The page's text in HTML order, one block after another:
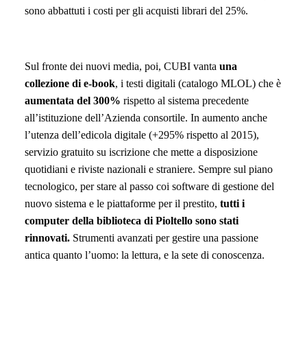
sono abbattuti i costi per gli acquisti librari del 25%.
Sul fronte dei nuovi media, poi, CUBI vanta una
collezione di e-book, i testi digitali (catalogo MLOL) che è
aumentata del 300% rispetto al sistema precedente
all’istituzione dell’Azienda consortile. In aumento anche
l’utenza dell’edicola digitale (+295% rispetto al 2015),
servizio gratuito su iscrizione che mette a disposizione
quotidiani e riviste nazionali e straniere. Sempre sul piano
tecnologico, per stare al passo coi software di gestione del
nuovo sistema e le piattaforme per il prestito, tutti i
computer della biblioteca di Pioltello sono stati
rinnovati. Strumenti avanzati per gestire una passione
antica quanto l’uomo: la lettura, e la sete di conoscenza.